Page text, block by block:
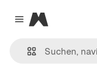
Close menu
Magnific